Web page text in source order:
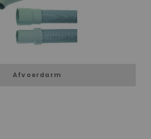
Afvoerdarm